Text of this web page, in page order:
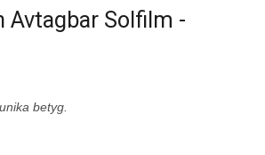
Avtagbar Solfilm -
unika betyg.